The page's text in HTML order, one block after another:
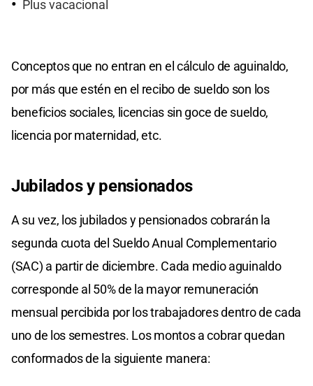
Plus vacacional
Conceptos que no entran en el cálculo de aguinaldo,
por más que estén en el recibo de sueldo son los
beneficios sociales, licencias sin goce de sueldo,
licencia por maternidad, etc.
Jubilados y pensionados
A su vez, los jubilados y pensionados cobrarán la
segunda cuota del Sueldo Anual Complementario
(SAC) a partir de diciembre. Cada medio aguinaldo
corresponde al 50% de la mayor remuneración
mensual percibida por los trabajadores dentro de cada
uno de los semestres. Los montos a cobrar quedan
conformados de la siguiente manera: